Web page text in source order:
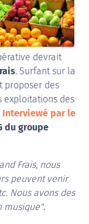
devrait
. Surfant sur la
proposer des
exploitations des
Interviewé par le
du groupe
Frais, nous
peuvent venir
Nous avons des
musique".